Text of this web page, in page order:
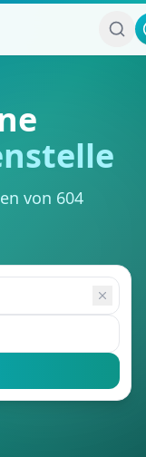
von 604